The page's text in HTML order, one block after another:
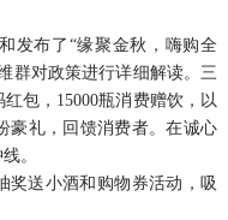
发布了“缘聚金秋，嗨购全
群对政策进行详细解读。三
包，15000瓶消费赠饮，以
豪礼，回馈消费者。在诚心
。
奖送小酒和购物券活动，吸